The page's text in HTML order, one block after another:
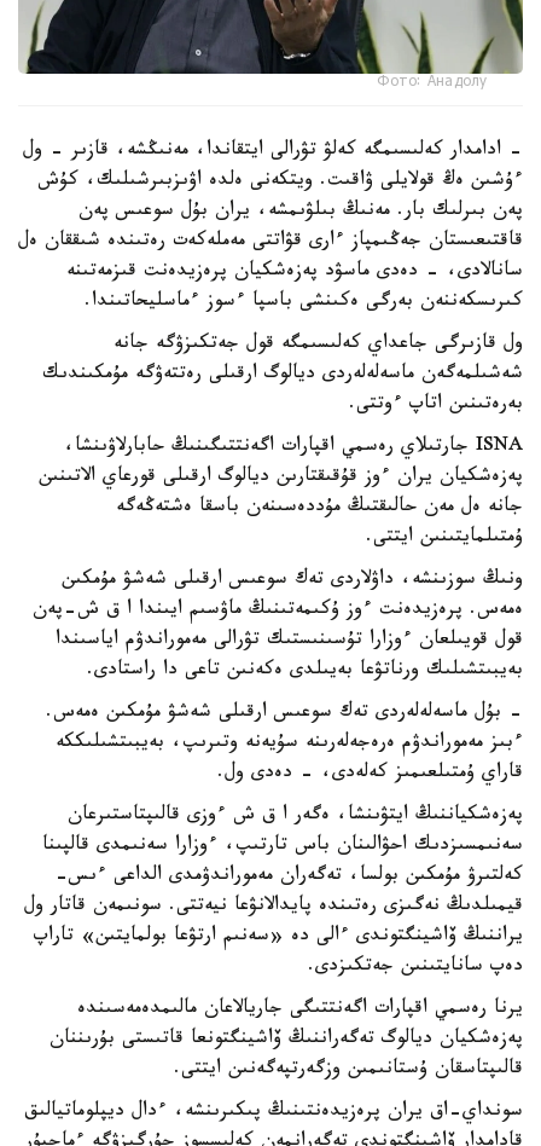
Фото: Анадолу
- ادامدار كەلىسىمگە كەلۋ تۋرالى ايتقاندا، مەنىڭشە، قازىر - ول
ءۇشىن ەڭ قولايلى ۋاقىت. ويتكەنى ەلدە اۋىزبىرشىلىك، كۇش
پەن بىرلىك بار. مەنىڭ بىلۋىمشە، يران بۇل سوعىس پەن
قاقتىعىستان جەڭىمپاز ءارى قۋاتتى مەملەكەت رەتىندە شىققان ەل
سانالادى، - دەدى ماسۋد پەزەشكيان پرەزيدەنت قىزمەتىنە
كىرىسكەننەن بەرگى ەكىنشى باسپا ءسوز ءماسليحاتىندا.
ول قازىرگى جاعداي كەلىسىمگە قول جەتكىزۋگە جانە
شەشىلمەگەن ماسەلەلەردى ديالوگ ارقىلى رەتتەۋگە مۇمكىندىك
بەرەتىنىن اتاپ ءوتتى.
ISNA جارتىلاي رەسمي اقپارات اگەنتتىگىنىڭ حابارلاۋىنشا،
پەزەشكيان يران ءوز قۇقىقتارىن ديالوگ ارقىلى قورعاي الاتىنىن
جانە ەل مەن حالىقتىڭ مۇددەسىنەن باسقا ەشتەڭەگە
ۇمتىلمايتىنىن ايتتى.
ونىڭ سوزىنشە، داۋلاردى تەك سوعىس ارقىلى شەشۋ مۇمكىن
ەمەس. پرەزيدەنت ءوز ۇكىمەتىنىڭ ماۋسىم ايىندا ا ق ش-پەن
قول قويىلعان ءوزارا تۇسىنىستىك تۋرالى مەموراندۋم اياسىندا
بەيبىتشىلىك ورناتۋعا بەيىلدى ەكەنىن تاعى دا راستادى.
- بۇل ماسەلەلەردى تەك سوعىس ارقىلى شەشۋ مۇمكىن ەمەس.
ءبىز مەموراندۋم ەرەجەلەرىنە سۇيەنە وتىرىپ، بەيبىتشىلىككە
قاراي ۇمتىلعىمىز كەلەدى، - دەدى ول.
پەزەشكياننىڭ ايتۋىنشا، ەگەر ا ق ش ءوزى قالىپتاستىرعان
سەنىمسىزدىك احۋالىنان باس تارتىپ، ءوزارا سەنىمدى قالپىنا
كەلتىرۋ مۇمكىن بولسا، تەگەران مەموراندۋمدى الداعى ءىس-
قيمىلدىڭ نەگىزى رەتىندە پايدالانۋعا نيەتتى. سونىمەن قاتار ول
يراننىڭ ۆاشينگتوندى ءالى دە «سەنىم ارتۋعا بولمايتىن» تاراپ
دەپ سانايتىنىن جەتكىزدى.
يرنا رەسمي اقپارات اگەنتتىگى جاريالاعان مالىمدەمەسىندە
پەزەشكيان ديالوگ تەگەراننىڭ ۆاشينگتونعا قاتىستى بۇرىننان
قالىپتاسقان ۇستانىمىن وزگەرتپەگەنىن ايتتى.
سونداي-اق يران پرەزيدەنتىنىڭ پىكىرىنشە، ءدال ديپلوماتيالىق